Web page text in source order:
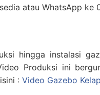
atau WhatsApp ke
hingga instalasi
Produksi ini
: Video Gazebo